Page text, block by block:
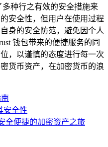
多种行之有效的安全措施来
安全性，但用户在使用过程
身的安全防范，避免因个人
钱包带来的便捷服务的同
，以谨慎的态度进行每一次
货币资产，在加密货币的浪
安全性
全便捷的加密资产之旅